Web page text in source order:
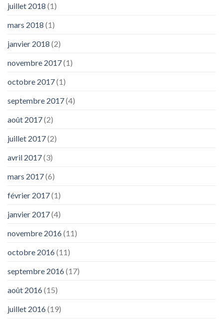
juillet 2018 (1)
mars 2018 (1)
janvier 2018 (2)
novembre 2017(1)
octobre 2017(1)
septembre 2017(4)
août 2017(2)
juillet 2017(2)
avril 2017(3)
mars 2017(6)
février 2017(1)
janvier 2017(4)
novembre 2016(11)
octobre 2016(11)
septembre 2016(17)
août 2016(15)
juillet 2016(19)